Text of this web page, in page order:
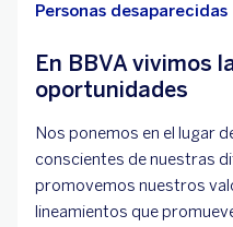
Personas desaparecidas
En BBVA vivimos
oportunidades
Nos ponemos en el lugar
conscientes de nuestras
promovemos nuestros
lineamientos que